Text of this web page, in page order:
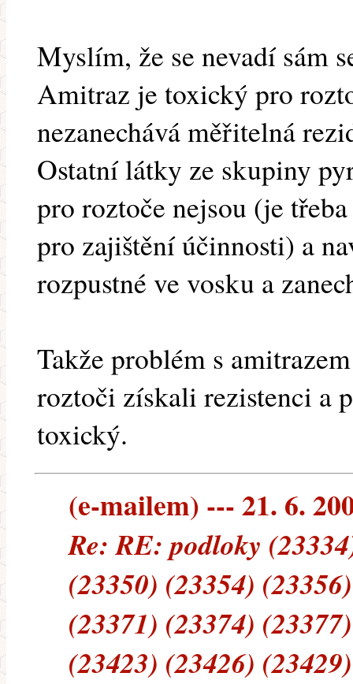
Myslím, že se nevadí sám
Amitraz je toxický pro
nezanechává měřitelná
Ostatní látky ze skupiny
pro roztoče nejsou (je
pro zajištění účinnosti) a
rozpustné ve vosku a
Takže problém s
roztoči získali rezistenci a
toxický.
(e-mailem) --- 21. 6.
Re: RE: podloky
(23350) (23354)
(23371) (23374)
(23423) (23426)